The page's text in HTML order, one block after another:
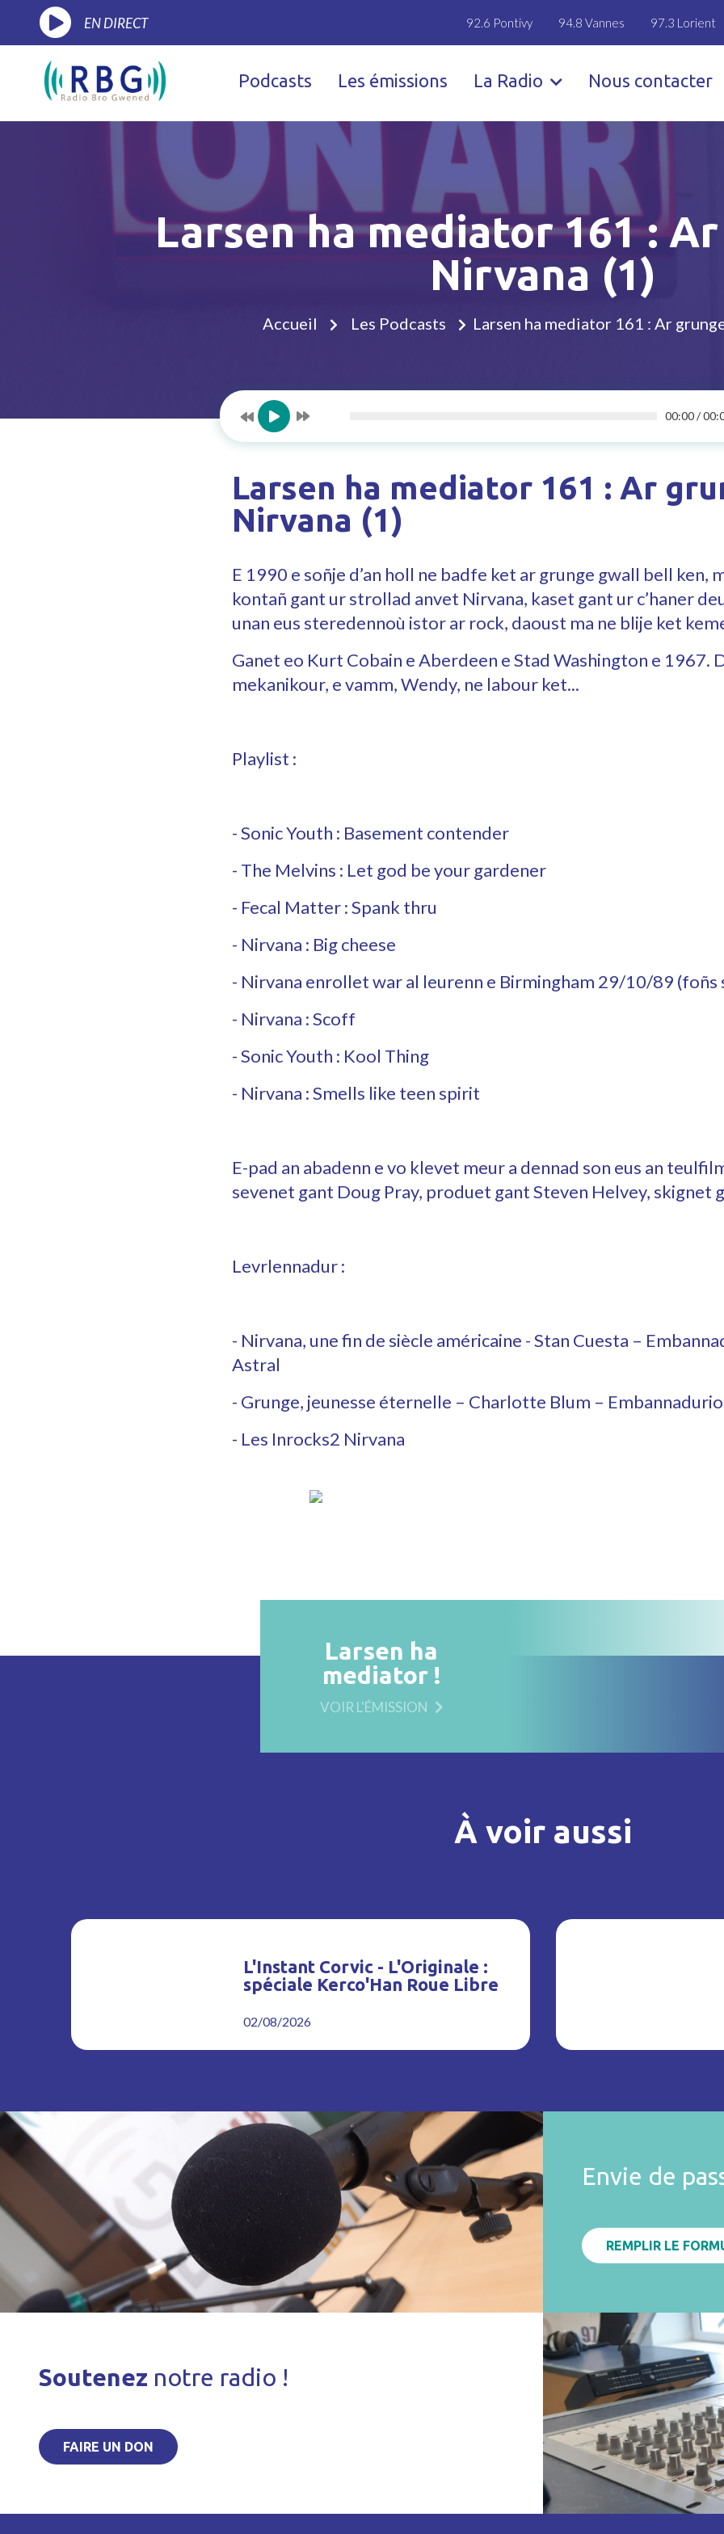
EN DIRECT 92.6 Pontivy 94.8 Vannes 97.3 Lorient
Podcasts Les émissions La Radio Nous contacter
Larsen ha mediator 161 :
Nirvana (1)
Accueil Les Podcasts Larsen ha mediator 161 : Ar
00:00/
Larsen ha mediator 161 : Ar
Nirvana (1)
E 1990 e soñje d’an holl ne badfe ket ar grunge gwall bell ken,
kontañ gant ur strollad anvet Nirvana, kaset gant ur c’haner
unan eus steredennoù istor ar rock, daoust ma ne blije ket
Ganet eo Kurt Cobain e Aberdeen e Stad Washington e 1967.
mekanikour, e vamm, Wendy, ne labour ket...
Playlist :
- Sonic Youth : Basement contender
- The Melvins : Let god be your gardener
- Fecal Matter : Spank thru
- Nirvana : Big cheese
- Nirvana enrollet war al leurenn e Birmingham 29/10/89 (foñs
- Nirvana : Scoff
- Sonic Youth : Kool Thing
- Nirvana : Smells like teen spirit
E-pad an abadenn e vo klevet meur a dennad son eus an
sevenet gant Doug Pray, produet gant Steven Helvey, skignet
Levrlennadur :
- Nirvana, une fin de siècle américaine - Stan Cuesta –
Astral
- Grunge, jeunesse éternelle – Charlotte Blum –
- Les Inrocks2 Nirvana
Larsen ha
mediator !
VOIR L'ÉMISSION
À voir aussi
L'Instant Corvic - L'Originale :
spéciale Kerco'Han Roue Libre
02/08/2026
Envie de
REMPLIR LE
Soutenez notre radio !
FAIRE UN DON